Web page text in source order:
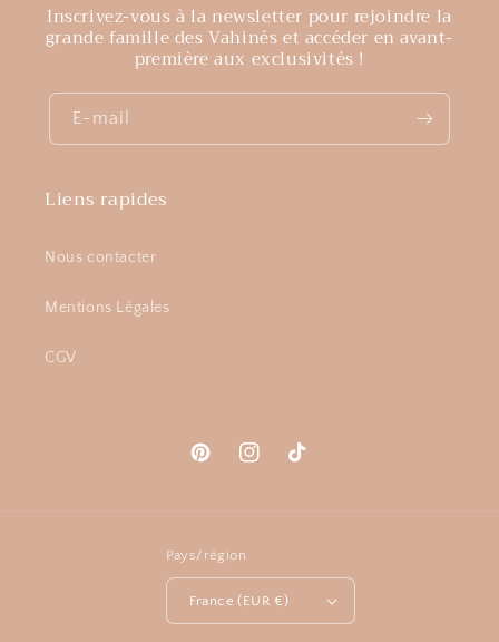
Inscrivez-vous à la newsletter pour rejoindre la
grande famille des Vahinés et accéder en avant-
première aux exclusivités !
E-mail
Liens rapides
Nous contacter
Mentions Légales
CGV
PinterestInstagramTikTok
Pays/région
France (EUR €)